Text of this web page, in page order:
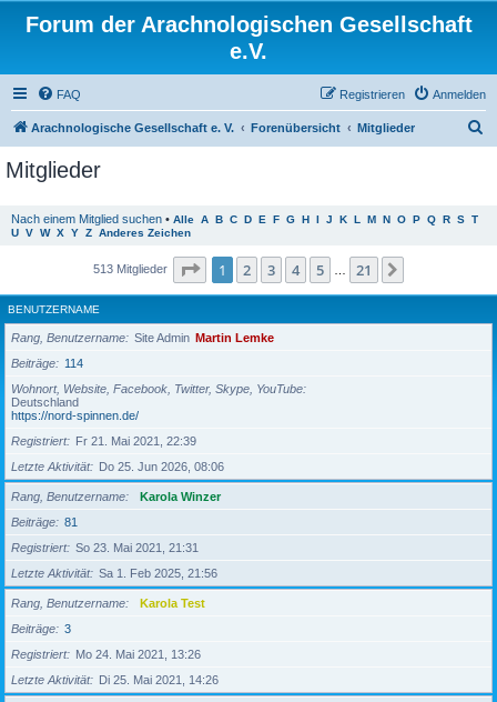
Forum der Arachnologischen Gesellschaft
e.V.
FAQ Anmelden
Registrieren
Arachnologische Gesellschaft e. V. Forenübersicht Mitglieder
Mitglieder
Nach einem Mitglied suchen • Alle A B C D E F G H I J K L M N O P Q R S T
U V W X Y Z Anderes Zeichen
513 Mitglieder Seite 1von 21
1 2 3 4 5 21
BENUTZERNAME
Rang, Benutzername Site Admin Martin Lemke
Beiträge
114
Wohnort, Website, Facebook, Twitter, Skype, YouTube
Deutschland
https://nord-spinnen.de/
Registriert
Fr 21. Mai 2021, 22:39
Letzte Aktivität
Do 25. Jun 2026, 08:06
Rang, Benutzername
Karola Winzer
Beiträge
81
Registriert
So 23. Mai 2021, 21:31
Letzte Aktivität
Sa 1. Feb 2025, 21:56
Rang, Benutzername
Karola Test
Beiträge
3
Registriert
Mo 24. Mai 2021, 13:26
Letzte Aktivität
Di 25. Mai 2021, 14:26